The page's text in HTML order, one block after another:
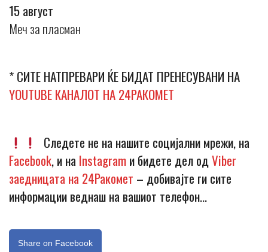
15 август
Меч за пласман
* СИТЕ НАТПРЕВАРИ ЌЕ БИДАТ ПРЕНЕСУВАНИ НА
YOUTUBE КАНАЛОТ НА 24РАКОМЕТ
Следете не на нашите социјални мрежи, на
Facebook, и на Instagramи бидете дел одViber
заедницата на 24Ракомет – добивајте ги сите
информации веднаш на вашиот телефон…
Share on Facebook